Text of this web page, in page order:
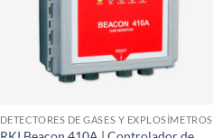
DETECTORES DE GASES Y EXPLOSÍMETROS